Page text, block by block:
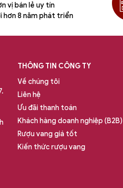
vị bán lẻ uy tín
hơn 8 năm phát triển
THÔNG TIN CÔNG TY
Về chúng tôi
Liên hệ
Ưu đãi thanh toán
Khách hàng doanh nghiệp (B2B)
Rượu vang giá tốt
Kiến thức rượu vang